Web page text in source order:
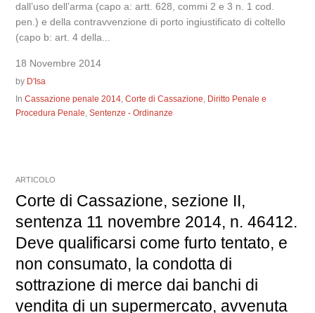
dall’uso dell’arma (capo a: artt. 628, commi 2 e 3 n. 1 cod.
pen.) e della contravvenzione di porto ingiustificato di coltello
(capo b: art. 4 della...
18 Novembre 2014
by D'Isa
InCassazione penale 2014,Corte di Cassazione, Diritto Penale e
Procedura Penale,Sentenze - Ordinanze
ARTICOLO
Corte di Cassazione, sezione II,
sentenza 11 novembre 2014, n. 46412.
Deve qualificarsi come furto tentato, e
non consumato, la condotta di
sottrazione di merce dai banchi di
vendita di un supermercato, avvenuta